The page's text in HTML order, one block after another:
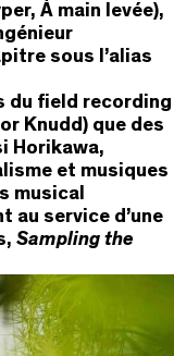
À main levée),
sous l’alias
du field recording
Knudd) que des
Horikawa,
et musiques
musical
au service d’une
Sampling the